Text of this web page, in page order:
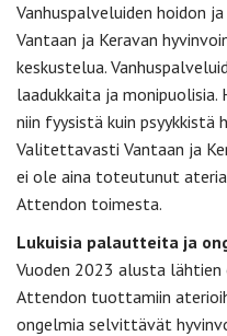
Vanhuspalveluiden hoidon
Vantaan ja Keravan
keskustelua.
laadukkaita ja
niin fyysistä kuin
Valitettavasti Vantaan ja
ei ole aina toteutunut
Attendon toimesta.
Lukuisia palautteita ja
Vuoden 2023 alusta
Attendon tuottamiin
ongelmia selvittävät